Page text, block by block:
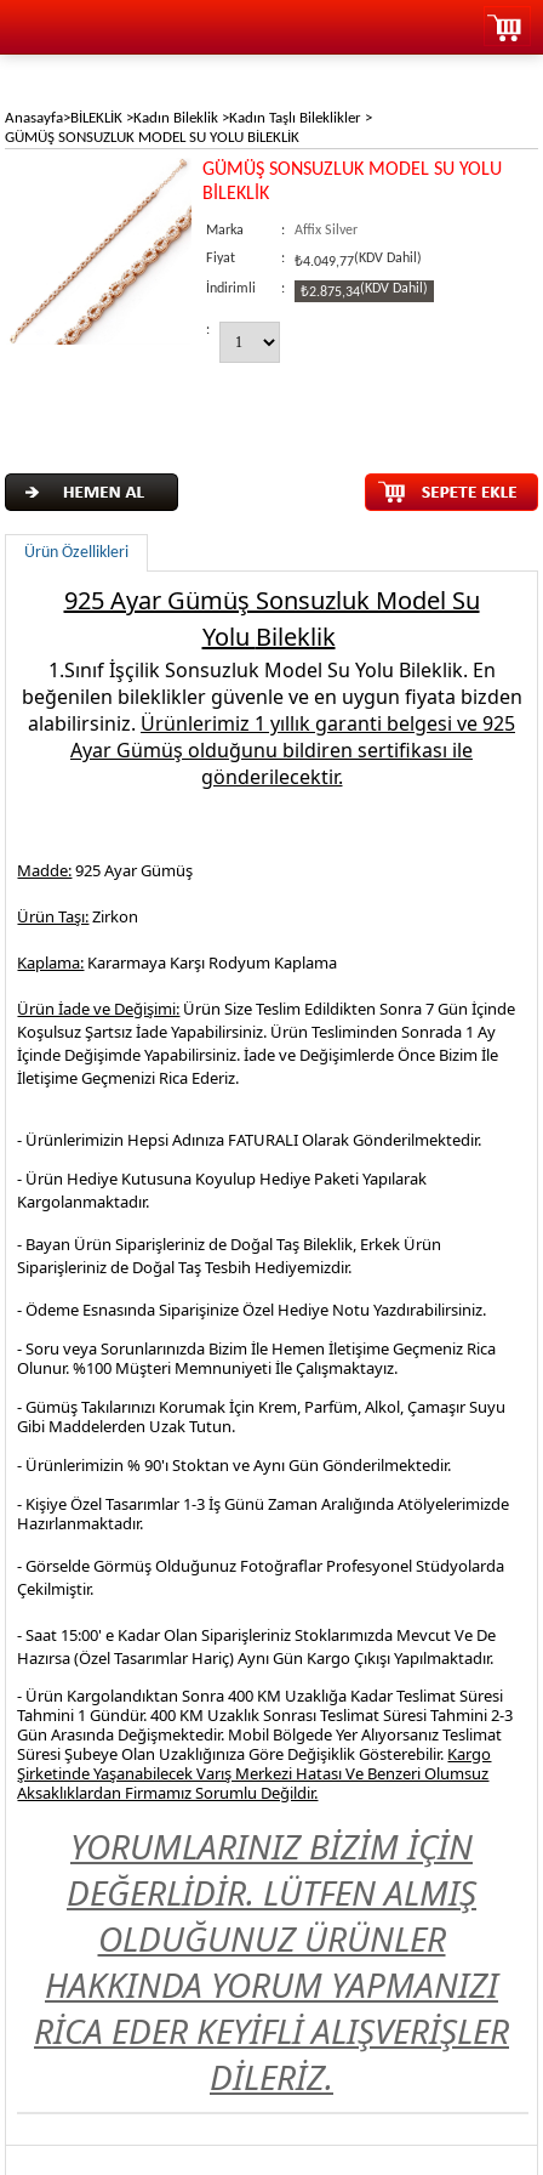
Anasayfa>BİLEKLİK >Kadın Bileklik >Kadın Taşlı Bileklikler >
GÜMÜŞ SONSUZLUK MODEL SU YOLU BİLEKLİK
GÜMÜŞ SONSUZLUK MODEL SU YOLU
BİLEKLİK
Marka :
Affix Silver
Fiyat
: ₺4.049,77(KDV Dahil)
İndirimli : ₺2.875,34(KDV Dahil)
:
Ürün Özellikleri
925 Ayar Gümüş Sonsuzluk Model Su
Yolu Bileklik
1.Sınıf İşçilikSonsuzluk Model Su Yolu Bileklik. En
beğenilen bilekliklergüvenle ve en uygun fiyata bizden
alabilirsiniz. Ürünlerimiz 1 yıllık garanti belgesi ve925
Ayar Gümüş olduğunu bildiren sertifikası ile
gönderilecektir.
Madde:925 Ayar Gümüş
Ürün Taşı:Zirkon
Kaplama: Kararmaya Karşı Rodyum Kaplama
Ürün İade ve Değişimi: Ürün Size Teslim Edildikten Sonra 7 Gün İçinde
Koşulsuz Şartsız İade Yapabilirsiniz. Ürün Tesliminden Sonrada 1 Ay
İçinde Değişimde Yapabilirsiniz. İade ve Değişimlerde Önce Bizim İle
İletişime Geçmenizi Rica Ederiz.
- Ürünlerimizin Hepsi Adınıza FATURALI Olarak Gönderilmektedir.
- Ürün Hediye Kutusuna Koyulup Hediye Paketi Yapılarak
Kargolanmaktadır.
- Bayan Ürün Siparişleriniz de Doğal Taş Bileklik, Erkek Ürün
Siparişleriniz de Doğal Taş Tesbih Hediyemizdir.
- Ödeme Esnasında Siparişinize Özel Hediye Notu Yazdırabilirsiniz.
- Soru veya Sorunlarınızda Bizim İle Hemen İletişime Geçmeniz Rica
Olunur. %100 Müşteri Memnuniyeti İle Çalışmaktayız.
- Gümüş Takılarınızı Korumak İçin Krem, Parfüm, Alkol, Çamaşır Suyu
Gibi Maddelerden Uzak Tutun.
- Ürünlerimizin % 90'ı Stoktan ve Aynı Gün Gönderilmektedir.
- Kişiye Özel Tasarımlar 1-3 İş Günü Zaman Aralığında Atölyelerimizde
Hazırlanmaktadır.
- Görselde Görmüş Olduğunuz Fotoğraflar ProfesyonelStüdyolarda
Çekilmiştir.
- Saat 15:00' e Kadar Olan Siparişleriniz Stoklarımızda Mevcut Ve De
Hazırsa (Özel Tasarımlar Hariç) Aynı Gün Kargo Çıkışı Yapılmaktadır.
- Ürün Kargolandıktan Sonra 400 KM Uzaklığa Kadar Teslimat Süresi
Tahmini 1 Gündür. 400 KM Uzaklık Sonrası Teslimat Süresi Tahmini 2-3
Gün Arasında Değişmektedir. Mobil Bölgede Yer Alıyorsanız Teslimat
Süresi Şubeye Olan Uzaklığınıza Göre Değişiklik Gösterebilir. Kargo
Şirketinde Yaşanabilecek Varış Merkezi Hatası Ve Benzeri Olumsuz
Aksaklıklardan Firmamız Sorumlu Değildir.
YORUMLARINIZ BİZİM İÇİN
DEĞERLİDİR. LÜTFEN ALMIŞ
OLDUĞUNUZ ÜRÜNLER
HAKKINDA YORUM YAPMANIZI
RİCA EDER KEYİFLİ ALIŞVERİŞLER
DİLERİZ.